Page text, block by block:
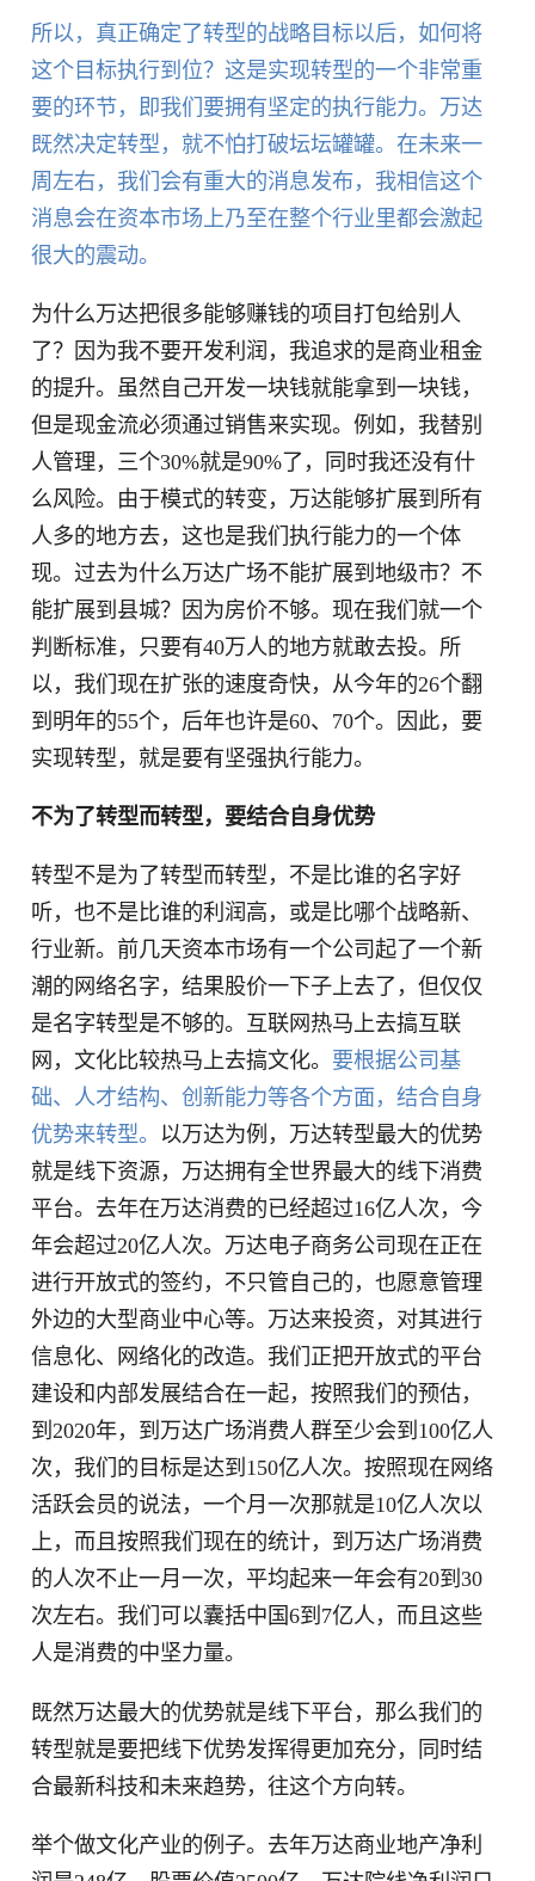
所以，真正确定了转型的战略目标以后，如何将
这个目标执行到位？这是实现转型的一个非常重
要的环节，即我们要拥有坚定的执行能力。万达
既然决定转型，就不怕打破坛坛罐罐。在未来一
周左右，我们会有重大的消息发布，我相信这个
消息会在资本市场上乃至在整个行业里都会激起
很大的震动。
为什么万达把很多能够赚钱的项目打包给别人
了？因为我不要开发利润，我追求的是商业租金
的提升。虽然自己开发一块钱就能拿到一块钱，
但是现金流必须通过销售来实现。例如，我替别
人管理，三个30%就是90%了，同时我还没有什
么风险。由于模式的转变，万达能够扩展到所有
人多的地方去，这也是我们执行能力的一个体
现。过去为什么万达广场不能扩展到地级市？不
能扩展到县城？因为房价不够。现在我们就一个
判断标准，只要有40万人的地方就敢去投。所
以，我们现在扩张的速度奇快，从今年的26个翻
到明年的55个，后年也许是60、70个。因此，要
实现转型，就是要有坚强执行能力。
不为了转型而转型，要结合自身优势
转型不是为了转型而转型，不是比谁的名字好
听，也不是比谁的利润高，或是比哪个战略新、
行业新。前几天资本市场有一个公司起了一个新
潮的网络名字，结果股价一下子上去了，但仅仅
是名字转型是不够的。互联网热马上去搞互联
网，文化比较热马上去搞文化。 要根据公司基
础、人才结构、创新能力等各个方面，结合自身
优势来转型。
以万达为例，万达转型最大的优势
就是线下资源，万达拥有全世界最大的线下消费
平台。去年在万达消费的已经超过16亿人次，今
年会超过20亿人次。万达电子商务公司现在正在
进行开放式的签约，不只管自己的，也愿意管理
外边的大型商业中心等。万达来投资，对其进行
信息化、网络化的改造。我们正把开放式的平台
建设和内部发展结合在一起，按照我们的预估，
到2020年，到万达广场消费人群至少会到100亿人
次，我们的目标是达到150亿人次。按照现在网络
活跃会员的说法，一个月一次那就是10亿人次以
上，而且按照我们现在的统计，到万达广场消费
的人次不止一月一次，平均起来一年会有20到30
次左右。我们可以囊括中国6到7亿人，而且这些
人是消费的中坚力量。
既然万达最大的优势就是线下平台，那么我们的
转型就是要把线下优势发挥得更加充分，同时结
合最新科技和未来趋势，往这个方向转。
举个做文化产业的例子。去年万达商业地产净利